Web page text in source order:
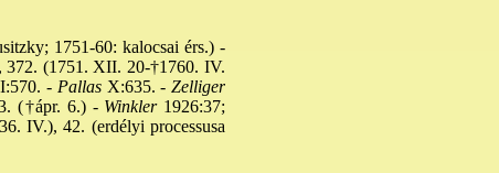
1751-60: kalocsai érs.) -
372. (1751. XII. 20-†1760. IV.
- PallasX:635. - Zelliger
(†ápr. 6.) -Winkler1926:37;
IV.), 42. (erdélyi processusa